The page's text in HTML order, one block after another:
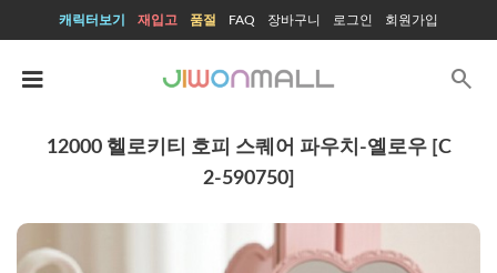
캐릭터보기 재입고 품절 FAQ 장바구니 로그인 회원가입
search
12000 헬로키티 호피 스퀘어 파우치-옐로우 [C
2-590750]